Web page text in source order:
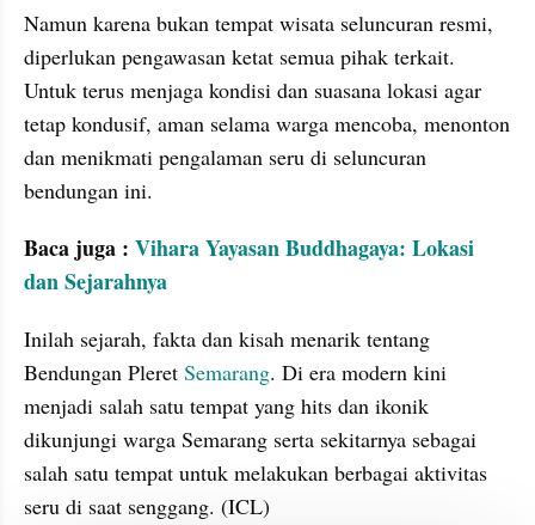
Namun karena bukan tempat wisata seluncuran resmi,
diperlukan pengawasan ketat semua pihak terkait.
Untuk terus menjaga kondisi dan suasana lokasi agar
tetap kondusif, aman selama warga mencoba, menonton
dan menikmati pengalaman seru di seluncuran
bendungan ini.
Baca juga : Vihara Yayasan Buddhagaya: Lokasi
dan Sejarahnya
Inilah sejarah, fakta dan kisah menarik tentang
Bendungan Pleret Semarang. Di era modern kini
menjadi salah satu tempat yang hits dan ikonik
dikunjungi warga Semarang serta sekitarnya sebagai
salah satu tempat untuk melakukan berbagai aktivitas
seru di saat senggang. (ICL)